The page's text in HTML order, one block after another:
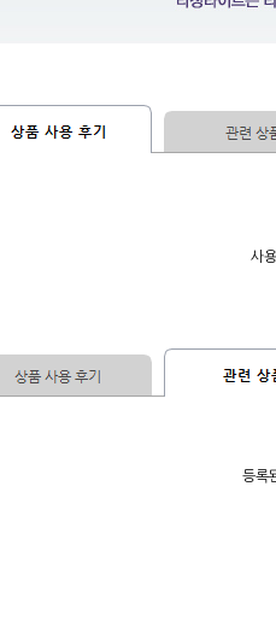
사
등록